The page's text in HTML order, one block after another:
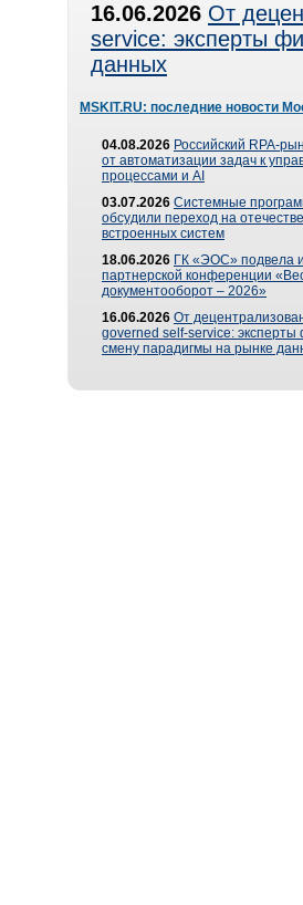
16.06.2026 От
service: эксперты
данных
MSKIT.RU: последние новости
04.08.2026 Российский RPA-
от автоматизации задач к
процессами и AI
03.07.2026 Системные
обсудили переход на
встроенных систем
18.06.2026 ГК «ЭОС» подвела
партнерской конференции
документооборот – 2026»
16.06.2026 От
governed self-service: эксперты
смену парадигмы на рынке